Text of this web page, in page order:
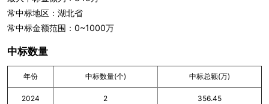
常中标地区：湖北省
常中标金额范围：0~1000万
中标数量
年份 中标数量(个) 中标总额(万)
2024 2 356.45